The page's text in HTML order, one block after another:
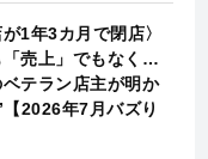
1年3カ月で閉店〉
「売上」でもなく…
テラン店主が明か
2026年7月バズり